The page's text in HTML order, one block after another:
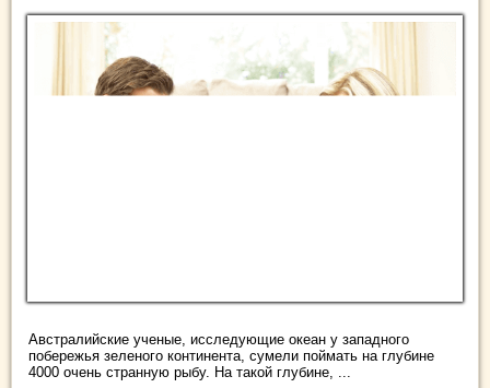
Австралийские ученые, исследующие океан у западного
побережья зеленого континента, сумели поймать на глубине
4000 очень странную рыбу. На такой глубине, ...